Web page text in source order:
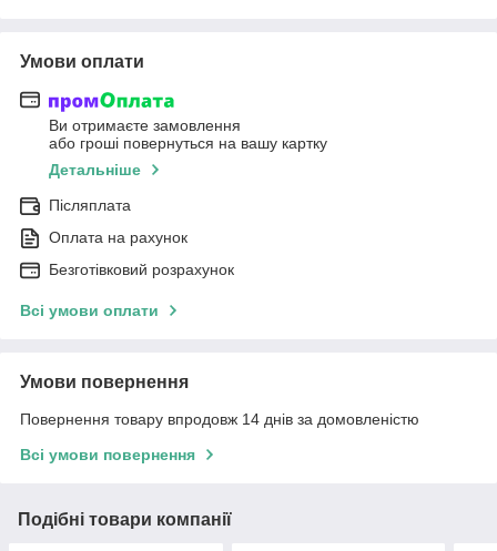
Умови оплати
Ви отримаєте замовлення
або гроші повернуться на вашу картку
Детальніше
Післяплата
Оплата на рахунок
Безготівковий розрахунок
Всі умови оплати
Умови повернення
Повернення товару впродовж 14 днів за домовленістю
Всі умови повернення
Подібні товари компанії